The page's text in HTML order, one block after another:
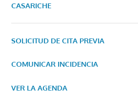
CASARICHE
SOLICITUD DE CITA PREVIA
COMUNICAR INCIDENCIA
VER LA AGENDA